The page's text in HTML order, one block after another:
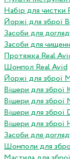
Набір для чистки
Йоржі для зброї
Засоби для
Засоби для
Протяжка Real
Шомпол Real Avid
Йоржі для зброї
Вішери для зброї
Вішери для зброї
Вішери для зброї
Вішери для зброї
Засоби для
Шомполи для